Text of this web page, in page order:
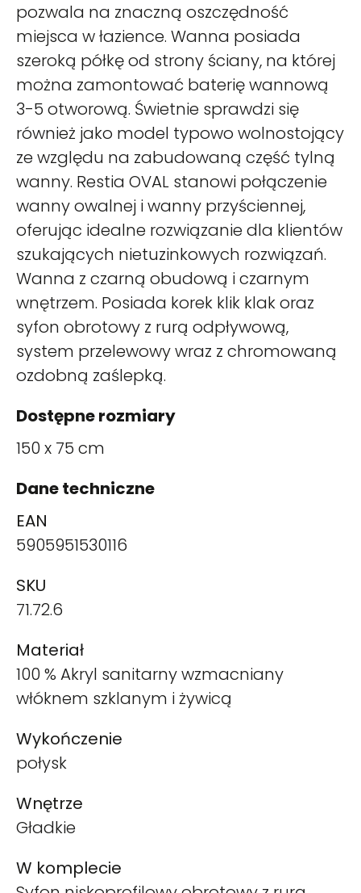
pozwala na znaczną oszczędność
miejsca w łazience. Wanna posiada
szeroką półkę od strony ściany, na której
można zamontować baterię wannową
3-5 otworową. Świetnie sprawdzi się
również jako model typowo wolnostojący
ze względu na zabudowaną część tylną
wanny. Restia OVAL stanowi połączenie
wanny owalnej i wanny przyściennej,
oferując idealne rozwiązanie dla klientów
szukających nietuzinkowych rozwiązań.
Wanna z czarną obudową i czarnym
wnętrzem. Posiada korek klik klak oraz
syfon obrotowy z rurą odpływową,
system przelewowy wraz z chromowaną
ozdobną zaślepką.
Dostępne rozmiary
150 x 75 cm
Dane techniczne
EAN
5905951530116
SKU
71.72.6
Materiał
100 % Akryl sanitarny wzmacniany
włóknem szklanym i żywicą
Wykończenie
połysk
Wnętrze
Gładkie
W komplecie